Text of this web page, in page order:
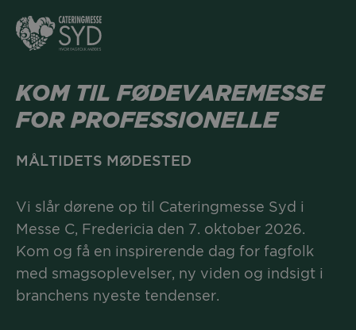
KOM TIL FØDEVAREMESSE
FOR PROFESSIONELLE
MÅLTIDETS MØDESTED
Vi slår dørene op til Cateringmesse Syd i
Messe C, Fredericia den 7. oktober 2026.
Kom og få en inspirerende dag for fagfolk
med smagsoplevelser, ny viden og indsigt i
branchens nyeste tendenser.